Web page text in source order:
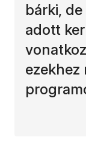
bárki,
adott
ezekhez